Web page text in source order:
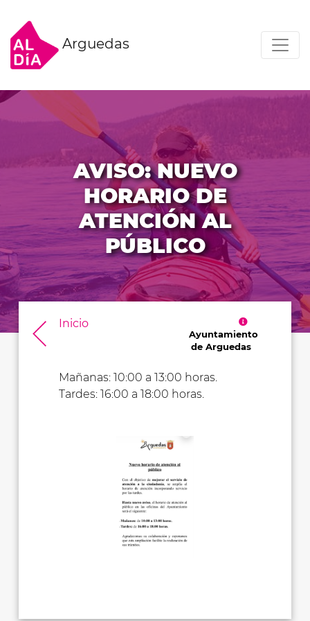
Arguedas
AVISO: NUEVO
HORARIO DE
ATENCIÓN AL
PÚBLICO
Inicio
Ayuntamiento
de Arguedas
Mañanas: 10:00 a 13:00 horas.
Tardes: 16:00 a 18:00 horas.